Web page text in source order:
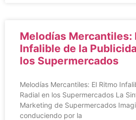
Melodías Mercantiles:
Infalible de la
los Supermercados
Melodías Mercantiles: El Ritmo
Radial en los Supermercados La
Marketing de Supermercados
conduciendo por la